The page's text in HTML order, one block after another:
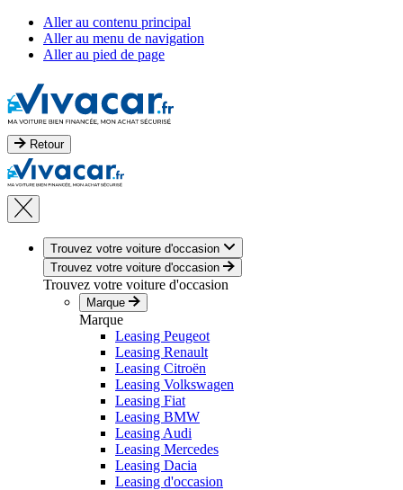
Aller au contenu principal
Aller au menu de navigation
Aller au pied de page
Retour
Trouvez votre voiture d'occasion
Trouvez votre voiture d'occasion
Trouvez votre voiture d'occasion
Marque
Marque
Leasing Peugeot
Leasing Renault
Leasing Citroën
Leasing Volkswagen
Leasing Fiat
Leasing BMW
Leasing Audi
Leasing Mercedes
Leasing Dacia
Leasing d'occasion